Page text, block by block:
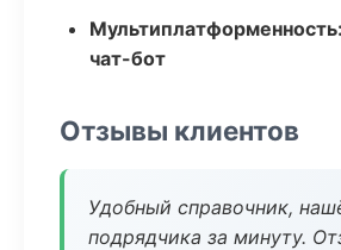
чат-бот
Отзывы клиентов
Удобный справочник,
подрядчика за минуту.